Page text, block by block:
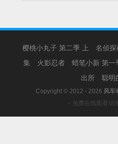
樱桃小丸子 第二季 上 名侦探
集
火影忍者 蜡笔小新 第一
出所
聪明
Copyright © 2012 - 2026 风车
－免费在线观看动